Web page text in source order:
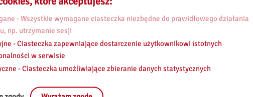
od godz. 14.50, gdy nastąpiło podpalenie budynku KW PZPR poprzez
kiedy walki uliczne przeniosły się na peryferia i wygasły. Osi czasu
1976 r. , dwie archiwalne fotografie, przedstawiające: podpalony gmach
oraz mapa pokazująca trasę przemarszu demonstrantów.
- Wszystkie wymagane ciasteczka niezbędne do prawidłowego działania
np. utrzymanie sesji
- Ciasteczka zapewniające dostarczenie użytkownikowi istotnych
w serwisie
- Ciasteczka umożliwiające zbieranie danych statystycznych